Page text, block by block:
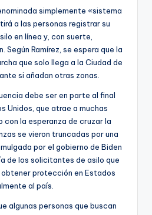
simplemente «sistema
a las personas registrar su
en línea y, con suerte,
Según Ramírez, se espera que la
que solo llega a la Ciudad de
si añadan otras zonas.
debe ser en parte al final
Unidos, que atrae a muchas
con la esperanza de cruzar la
se vieron truncadas por una
por el gobierno de Biden
de los solicitantes de asilo que
protección en Estados
al país.
algunas personas que buscan